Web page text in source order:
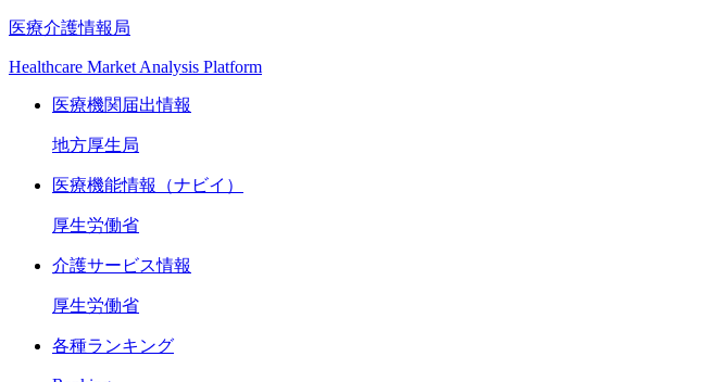
医療介護情報局
Healthcare Market Analysis Platform
医療機関届出情報
地方厚生局
医療機能情報（ナビイ）
厚生労働省
介護サービス情報
厚生労働省
各種ランキング